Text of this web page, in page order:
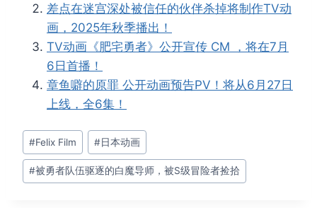
差点在迷宫深处被信任的伙伴杀掉将制作TV动
画，2025年秋季播出！
TV动画《肥宅勇者》公开宣传 CM ，将在7月
6日首播！
章鱼噼的原罪 公开动画预告PV！将从6月27日
上线，全6集！
文
章
标
#Felix Film #日本动画
#被勇者队伍驱逐的白魔导师，被S级冒险者捡拾